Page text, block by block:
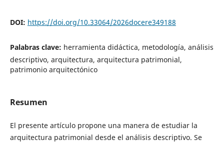
DOI: https://doi.org/10.33064/2026docere349188
Palabras clave: herramienta didáctica, metodología, análisis
descriptivo, arquitectura, arquitectura patrimonial,
patrimonio arquitectónico
Resumen
El presente artículo propone una manera de estudiar la
arquitectura patrimonial desde el análisis descriptivo. Se